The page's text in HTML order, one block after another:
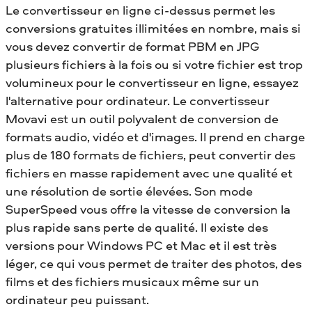
Le convertisseur en ligne ci-dessus permet les
conversions gratuites illimitées en nombre, mais si
vous devez convertir de format PBM en JPG
plusieurs fichiers à la fois ou si votre fichier est trop
volumineux pour le convertisseur en ligne, essayez
l'alternative pour ordinateur. Le convertisseur
Movavi est un outil polyvalent de conversion de
formats audio, vidéo et d'images. Il prend en charge
plus de 180 formats de fichiers, peut convertir des
fichiers en masse rapidement avec une qualité et
une résolution de sortie élevées. Son mode
SuperSpeed vous offre la vitesse de conversion la
plus rapide sans perte de qualité. Il existe des
versions pour Windows PC et Mac et il est très
léger, ce qui vous permet de traiter des photos, des
films et des fichiers musicaux même sur un
ordinateur peu puissant.